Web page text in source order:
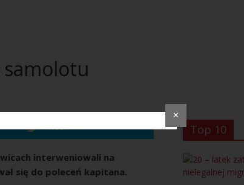
samolotu
interweniowali na
się do poleceń kapitana.
Top 10
✕